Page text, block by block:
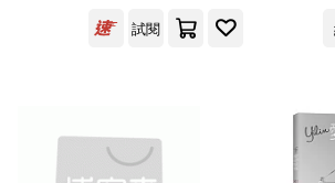
（英）莎士比亞(16) HA(15)
中國財政經濟出版社(91)
中國輕工業出版社(90)
試閱